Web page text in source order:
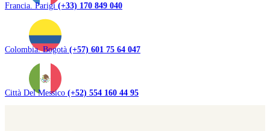
Francia. Parigi(+33) 170 849 040
Colombia. Bogotà (+57) 601 75 64 047
Città Del Messico (+52) 554 160 44 95